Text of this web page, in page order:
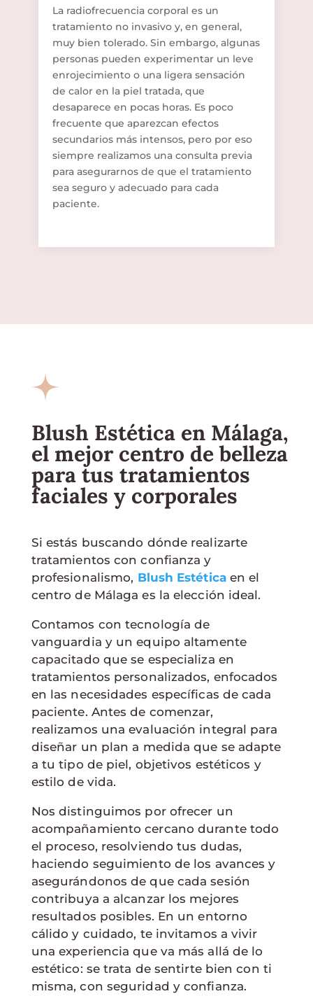
La radiofrecuencia corporal es un
tratamiento no invasivo y, en general,
muy bien tolerado. Sin embargo, algunas
personas pueden experimentar un leve
enrojecimiento o una ligera sensación
de calor en la piel tratada, que
desaparece en pocas horas. Es poco
frecuente que aparezcan efectos
secundarios más intensos, pero por eso
siempre realizamos una consulta previa
para asegurarnos de que el tratamiento
sea seguro y adecuado para cada
paciente.
Blush Estética en Málaga,
el mejor centro de belleza
para tus tratamientos
faciales y corporales
Si estás buscando dónde realizarte
tratamientos con confianza y
profesionalismo, Blush Estéticaen el
centro de Málaga es la elección ideal.
Contamos con tecnología de
vanguardia y un equipo altamente
capacitado que se especializa en
tratamientos personalizados, enfocados
en las necesidades específicas de cada
paciente. Antes de comenzar,
realizamos una evaluación integral para
diseñar un plan a medida que se adapte
a tu tipo de piel, objetivos estéticos y
estilo de vida.
Nos distinguimos por ofrecer un
acompañamiento cercano durante todo
el proceso, resolviendo tus dudas,
haciendo seguimiento de los avances y
asegurándonos de que cada sesión
contribuya a alcanzar los mejores
resultados posibles. En un entorno
cálido y cuidado, te invitamos a vivir
una experiencia que va más allá de lo
estético: se trata de sentirte bien con ti
misma, con seguridad y confianza.